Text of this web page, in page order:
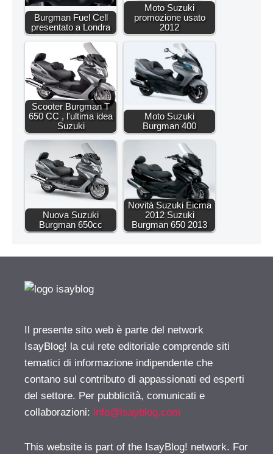
Burgman Fuel Cell
presentato a Londra
Moto Suzuki
promozione usato
2012
Scooter Burgman T
650 CC , l'ultima idea
Suzuki
Moto Suzuki
Burgman 400
Nuova Suzuki
Burgman 650cc
Novità Suzuki Eicma
2012 Suzuki
Burgman 650 2013
Il presente sito web è parte del network
IsayBlog! la cui rete editoriale comprende siti
tematici di informazione indipendente che
contano sul contributo di appassionati ed esperti
del settore. Per pubblicità, comunicati e
collaborazioni: info@isayblog.com
This website is part of the IsayBlog! network. For